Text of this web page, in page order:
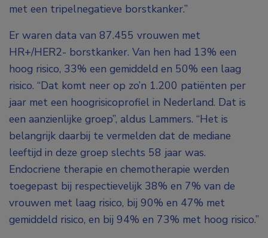
met een tripelnegatieve borstkanker.”
Er waren data van 87.455 vrouwen met
HR+/HER2- borstkanker. Van hen had 13% een
hoog risico, 33% een gemiddeld en 50% een laag
risico. “Dat komt neer op zo’n 1.200 patiënten per
jaar met een hoogrisicoprofiel in Nederland. Dat is
een aanzienlijke groep”, aldus Lammers. “Het is
belangrijk daarbij te vermelden dat de mediane
leeftijd in deze groep slechts 58 jaar was.
Endocriene therapie en chemotherapie werden
toegepast bij respectievelijk 38% en 7% van de
vrouwen met laag risico, bij 90% en 47% met
gemiddeld risico, en bij 94% en 73% met hoog risico.”